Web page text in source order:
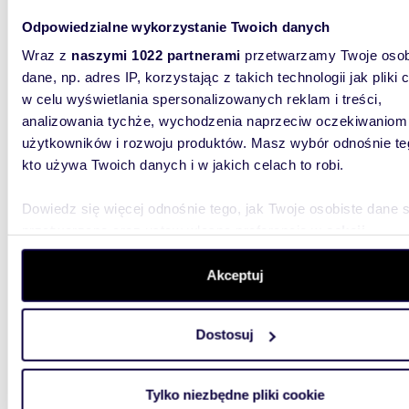
Odpowiedzialne wykorzystanie Twoich danych
Wraz z naszymi 1022 partnerami przetwarzamy Twoje
dane, np. adres IP, korzystając z takich technologii jak pliki
w celu wyświetlania spersonalizowanych reklam i treści,
analizowania tychże, wychodzenia naprzeciw oczekiwaniom
użytkowników i rozwoju produktów. Masz wybór odnośnie
kto używa Twoich danych i w jakich celach to robi.
Dowiedz się więcej odnośnie tego, jak Twoje osobiste dane
szczegółów. W Deklaracji plików cookie możesz zmienić
wycofać swoją zgodę w dowolnej chwili.
aby oferować funkcje społecznościowe i analizować ruch w
witrynie. Informacje o tym, jak korzystasz z naszej witryny,
analitycznym. Partnerzy mogą połączyć te informacje z
Akceptuj
Dostosuj
Tylko niezbędne pliki cookie
piętrze